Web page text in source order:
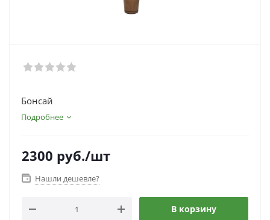
Бонсай
Подробнее
2300 руб./шт
Нашли дешевле?
В корзину